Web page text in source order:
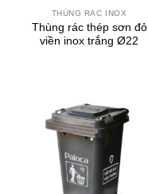
THÙNG RÁC INOX
Thùng rác thép sơn đỏ
viền inox trắng Ø22